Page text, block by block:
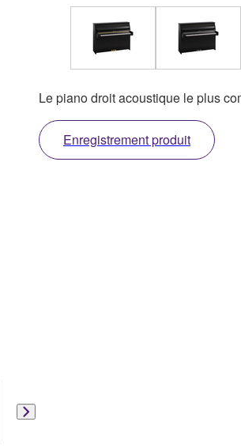
Le piano droit acoustique le plus
Enregistrement produit